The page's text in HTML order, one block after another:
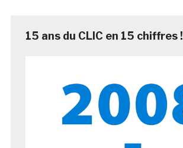
15 ans du CLIC en 15 chiffres !